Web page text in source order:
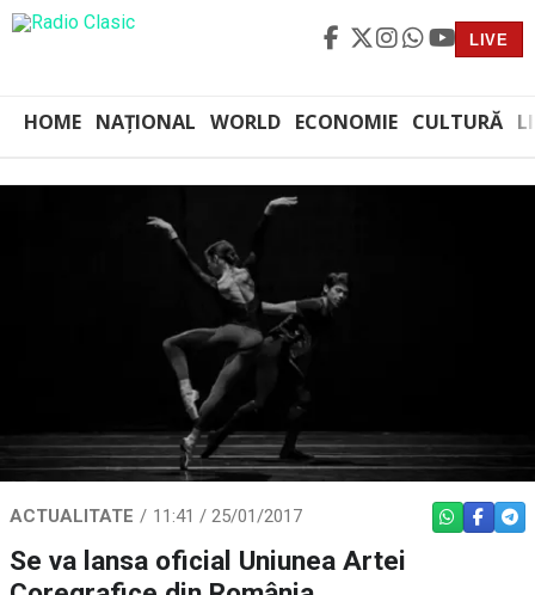
LIVE
HOME NAȚIONAL WORLD ECONOMIE CULTURĂ
ACTUALITATE 11:41 / 25/01/2017 WHATSAPP
Se va lansa oficial Uniunea Artei